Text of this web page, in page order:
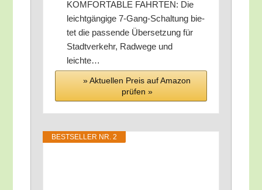
KOMFORTABLE FAHRTEN: Die
leicht­gän­gi­ge 7‑Gang-Schal­tung bie­
tet die pas­sen­de Über­set­zung für
Stadt­ver­kehr, Rad­we­ge und
leichte…
» Aktu­el­len Preis auf Ama­zon
prü­fen »
BEST­SEL­LER NR. 2